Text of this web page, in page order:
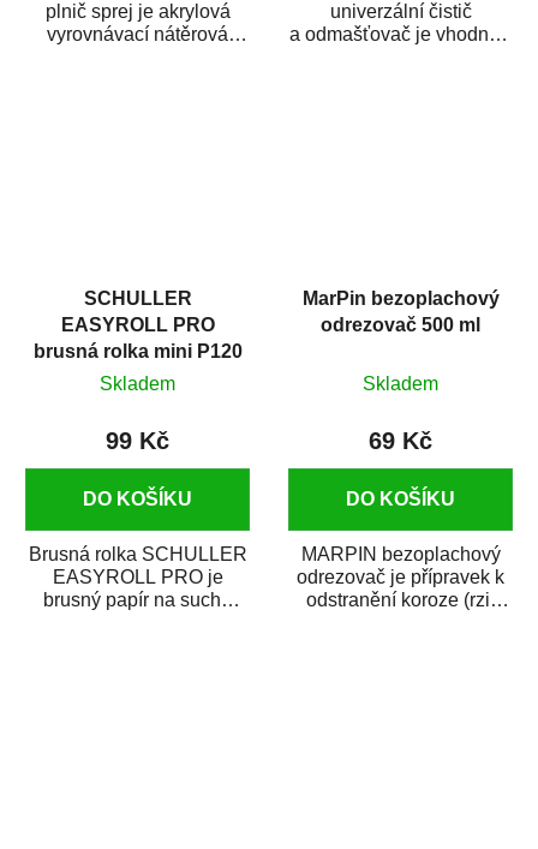
plnič sprej je akrylová
vyrovnávací nátěrová
univerzální čistič
a odmašťovač je vhodný k
SCHULLER
EASYROLL PRO
brusná rolka mini P120
Skladem
99 Kč
DO KOŠÍKU
Brusná rolka SCHULLER
EASYROLL PRO je
brusný papír na suché
MarPin bezoplachový
odrezovač 500 ml
Skladem
69 Kč
DO KOŠÍKU
MARPIN bezoplachový
odrezovač je přípravek k
odstranění koroze (rzi)